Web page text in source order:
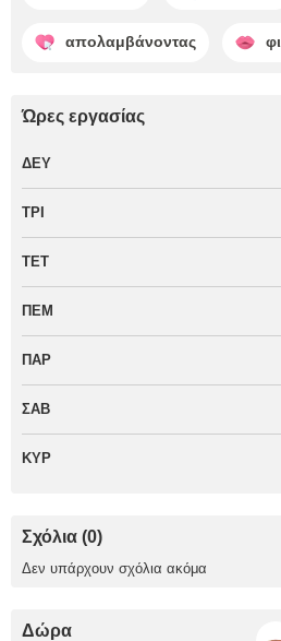
απολαμβάνοντας
Ώρες εργασίας
ΔΕΥ
ΤΡΙ
ΤΕΤ
ΠΕΜ
ΠΑΡ
ΣΑΒ
ΚΥΡ
Σχόλια (0)
Δεν υπάρχουν σχόλια ακόμα
Δώρα